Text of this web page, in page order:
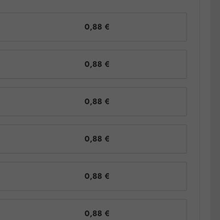
0,88 €
0,88 €
0,88 €
0,88 €
0,88 €
0,88 €